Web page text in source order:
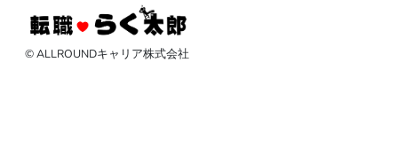
© ALLROUNDキャリア株式会社